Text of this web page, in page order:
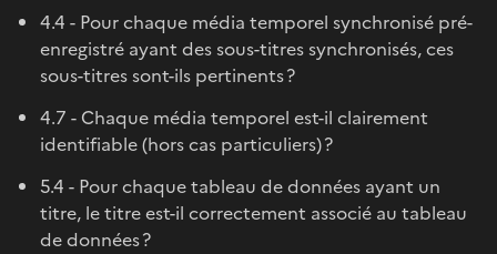
4.4 - Pour chaque média temporel synchronisé pré-
enregistré ayant des sous-titres synchronisés, ces
sous-titres sont-ils pertinents ?
4.7 - Chaque média temporel est-il clairement
identifiable (hors cas particuliers) ?
5.4 - Pour chaque tableau de données ayant un
titre, le titre est-il correctement associé au tableau
de données ?